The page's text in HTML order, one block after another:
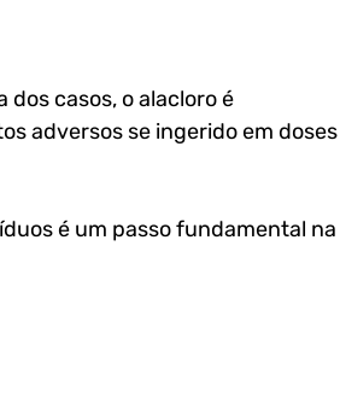
casos, o alacloro é
adversos se ingerido em doses
é um passo fundamental na